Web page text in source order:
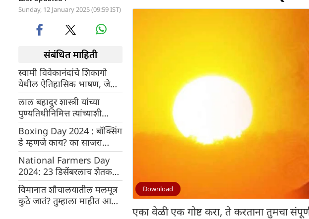
Sunday, 12 January 2025 (09:59 IST)
संबंधित माहिती
स्वामी विवेकानंदांचे शिकागो
येथील ऐतिहासिक भाषण, जे
ऐकून टाळ्यांचा कडकडाट होत
होता
लाल बहादुर शास्त्री यांच्या
पुण्यतिथीनिमित्त त्यांच्याशी
संबंधित मनोरंजक किस्से
Boxing Day 2024 : बॉक्सिंग
डे म्हणजे काय? का साजरा
करतात जाणून घ्या
National Farmers Day
2024: 23 डिसेंबरलाच शेतकरी
दिन का साजरा केला जातो?
जाणून घ्या
विमानात शौचालयातील मलमूत्र
कुठे जातं? तुम्हाला माहीत आहे
Download
एका वेळी एक गोष्ट करा, ते करताना तुमचा